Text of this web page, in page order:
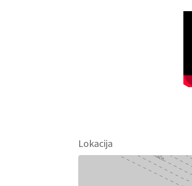
Lokacija